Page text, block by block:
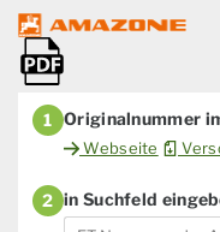
1 Originalnummer
Webseite
2 in Suchfeld